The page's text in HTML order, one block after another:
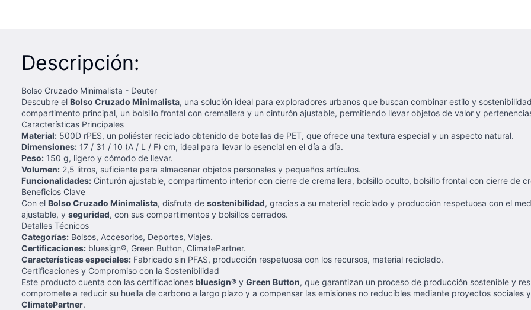
Descripción:
Bolso Cruzado Minimalista - Deuter
Descubre el Bolso Cruzado Minimalista, una solución ideal para exploradores urbanos que buscan combinar estilo y
compartimento principal, un bolsillo frontal con cremallera y un cinturón ajustable, permitiendo llevar objetos de valor y
Características Principales
Material: 500D rPES, un poliéster reciclado obtenido de botellas de PET, que ofrece una textura especial y un aspecto natural.
Dimensiones: 17 / 31 / 10 (A / L / F) cm, ideal para llevar lo esencial en el día a día.
Peso: 150 g, ligero y cómodo de llevar.
Volumen: 2,5 litros, suficiente para almacenar objetos personales y pequeños artículos.
Funcionalidades: Cinturón ajustable, compartimento interior con cierre de cremallera, bolsillo oculto, bolsillo frontal con cierre de
Beneficios Clave
Con el Bolso Cruzado Minimalista, disfruta de sostenibilidad, gracias a su material reciclado y producción respetuosa con el
ajustable, y seguridad, con sus compartimentos y bolsillos cerrados.
Detalles Técnicos
Categorías: Bolsos, Accesorios, Deportes, Viajes.
Certificaciones: bluesign®, Green Button, ClimatePartner.
Características especiales: Fabricado sin PFAS, producción respetuosa con los recursos, material reciclado.
Certificaciones y Compromiso con la Sostenibilidad
Este producto cuenta con las certificaciones bluesign® y Green Button, que garantizan un proceso de producción sostenible y
compromete a reducir su huella de carbono a largo plazo y a compensar las emisiones no reducibles mediante proyectos
ClimatePartner.